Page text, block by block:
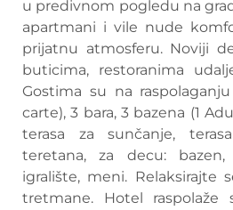
u predivnom pogledu na
apartmani i vile nude
prijatnu atmosferu. Noviji
buticima, restoranima
Gostima su na
carte), 3 bara, 3 bazena (1
terasa za sunčanje,
teretana, za decu:
igralište, meni. Relaksirajte
tretmane. Hotel raspolaže